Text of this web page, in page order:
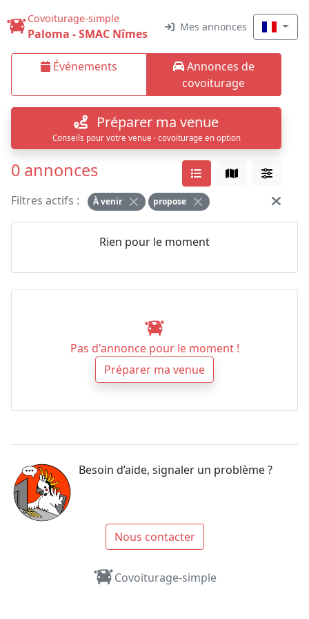
Covoiturage-simple
Paloma - SMAC Nîmes Mes annonces
Événements
Annonces de
covoiturage
Préparer ma venue
Conseils pour votre venue · covoiturage en option
0 annonces
Filtres actifs : À venir propose
Rien pour le moment
Pas d'annonce pour le moment !
Préparer ma venue
Besoin d’aide, signaler un problème ?
Nous contacter
Covoiturage-simple